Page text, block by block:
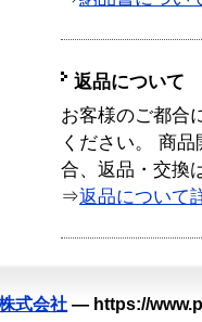
返品について
お客様のご都合
ください。 商
合、返品・交換
⇒返品について
式会社 — https://